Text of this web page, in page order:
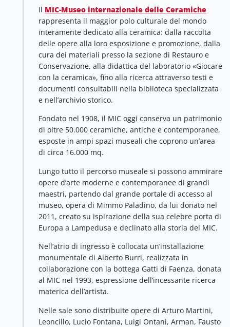
Il MIC-Museo internazionale delle Ceramiche
rappresenta il maggior polo culturale del mondo
interamente dedicato alla ceramica: dalla raccolta
delle opere alla loro esposizione e promozione, dalla
cura dei materiali presso la sezione di Restauro e
Conservazione, alla didattica del laboratorio «Giocare
con la ceramica», fino alla ricerca attraverso testi e
documenti consultabili nella biblioteca specializzata
e nell’archivio storico.
Fondato nel 1908, il MIC oggi conserva un patrimonio
di oltre 50.000 ceramiche, antiche e contemporanee,
esposte in ampi spazi museali che coprono un’area
di circa 16.000 mq.
Lungo tutto il percorso museale si possono ammirare
opere d’arte moderne e contemporanee di grandi
maestri, partendo dal grande portale di accesso al
museo, opera di Mimmo Paladino, da lui donato nel
2011, creato su ispirazione della sua celebre porta di
Europa a Lampedusa e declinato alla storia del MIC.
Nell’atrio di ingresso è collocata un’installazione
monumentale di Alberto Burri, realizzata in
collaborazione con la bottega Gatti di Faenza, donata
al MIC nel 1993, espressione dell’incessante ricerca
materica dell’artista.
Nelle sale sono distribuite opere di Arturo Martini,
Leoncillo, Lucio Fontana, Luigi Ontani, Arman, Fausto